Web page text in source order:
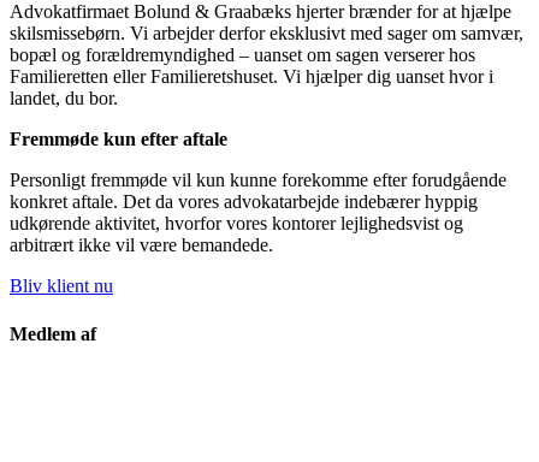
Advokatfirmaet Bolund & Graabæks hjerter brænder for at hjælpe
skilsmissebørn. Vi arbejder derfor eksklusivt med sager om samvær,
bopæl og forældremyndighed – uanset om sagen verserer hos
Familieretten eller Familieretshuset. Vi hjælper dig uanset hvor i
landet, du bor.
Fremmøde kun efter aftale
Personligt fremmøde vil kun kunne forekomme efter forudgående
konkret aftale. Det da vores advokatarbejde indebærer hyppig
udkørende aktivitet, hvorfor vores kontorer lejlighedsvist og
arbitrært ikke vil være bemandede.
Bliv klient nu
Medlem af